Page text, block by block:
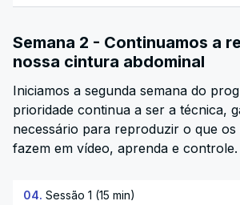
Semana 2 - Continuamos a
nossa cintura abdominal
Iniciamos a segunda semana do
prioridade continua a ser a técnica,
necessário para reproduzir o que os
fazem em vídeo, aprenda e controle.
04. Sessão 1 (15 min)